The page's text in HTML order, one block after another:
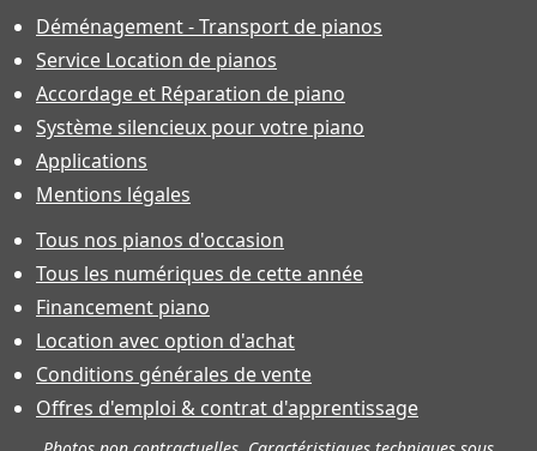
Déménagement - Transport de pianos
Service Location de pianos
Accordage et Réparation de piano
Système silencieux pour votre piano
Applications
Mentions légales
Tous nos pianos d'occasion
Tous les numériques de cette année
Financement piano
Location avec option d'achat
Conditions générales de vente
Offres d'emploi & contrat d'apprentissage